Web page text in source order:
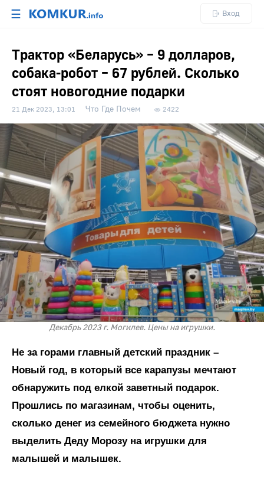
☰ Вход
Трактор «Беларусь» – 9 долларов,
собака-робот – 67 рублей. Сколько
стоят новогодние подарки
21 Дек 2023, 13:01 Что Где Почем 2422
Декабрь 2023 г. Могилев. Цены на игрушки.
Не за горами главный детский праздник –
Новый год, в который все карапузы мечтают
обнаружить под елкой заветный подарок.
Прошлись по магазинам, чтобы оценить,
сколько денег из семейного бюджета нужно
выделить Деду Морозу на игрушки для
малышей и малышек.